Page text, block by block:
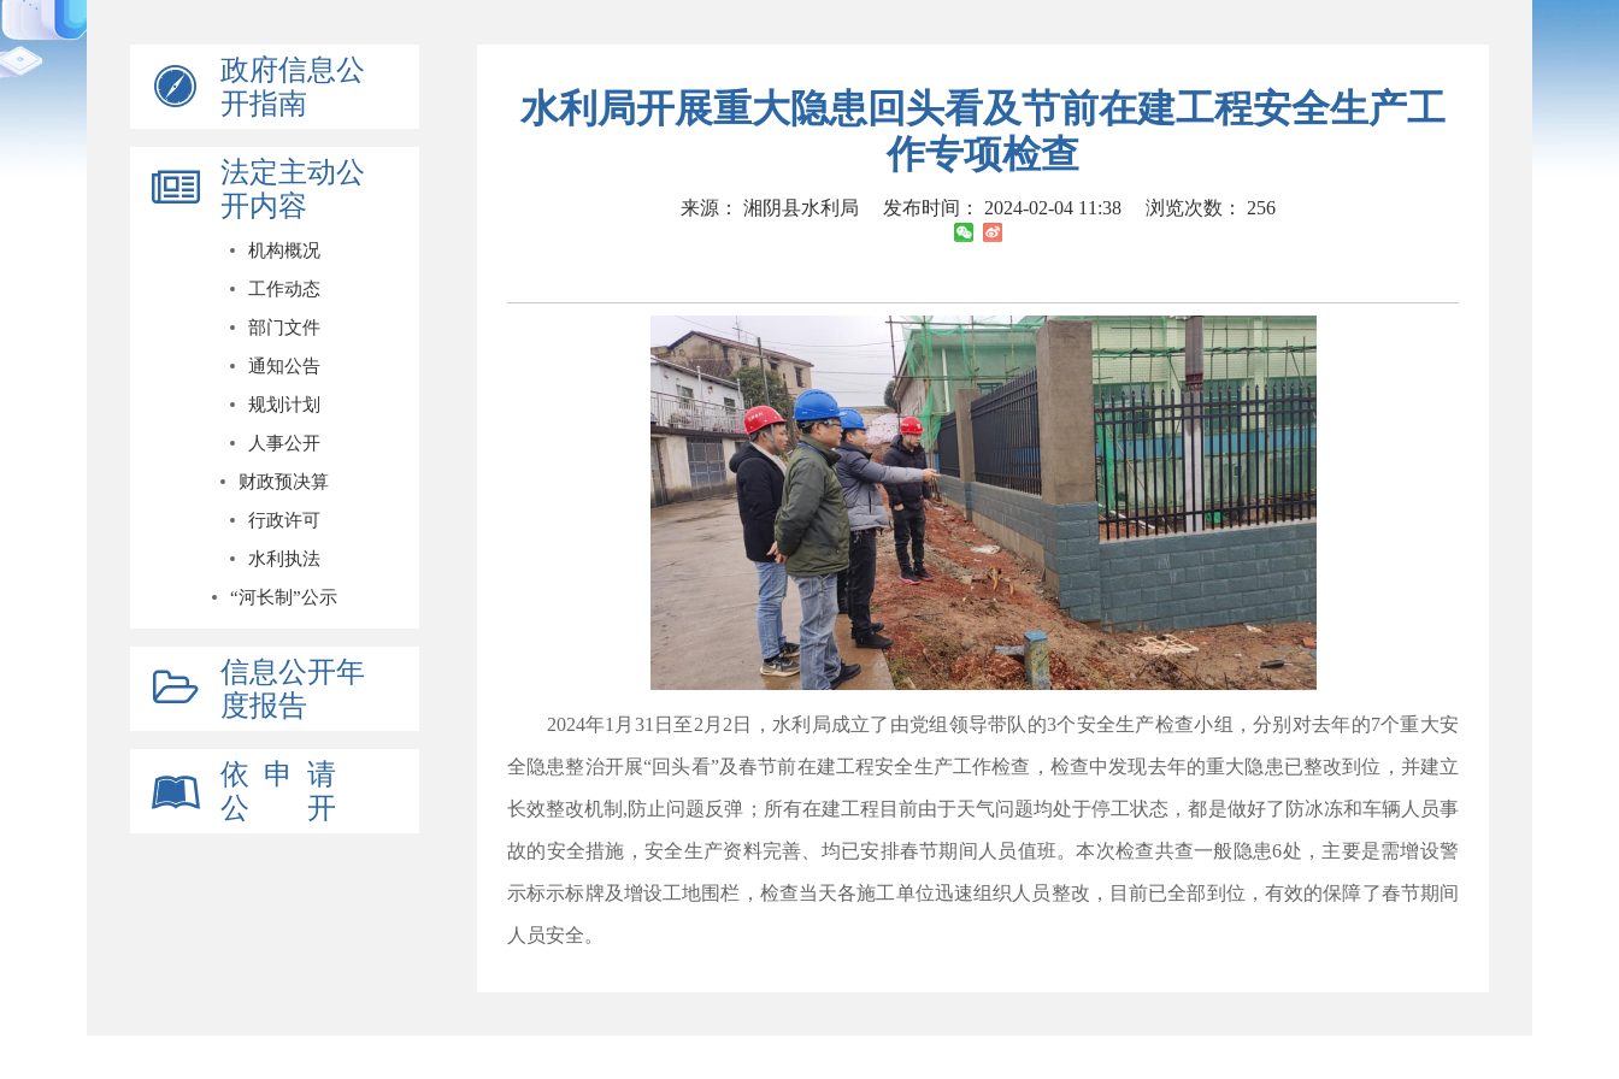
政府信息公
开指南
法定主动公
开内容
机构概况
工作动态
部门文件
通知公告
规划计划
人事公开
财政预决算
行政许可
水利执法
“河长制”公示
信息公开年
度报告
依 申 请
公 开
水利局开展重大隐患回头看及节前在建工程安全生产工
作专项检查
来源： 湘阴县水利局 发布时间： 2024-02-04 11:38 浏览次数： 256
2024年1月31日至2月2日，水利局成立了由党组领导带队的3个安全生产检查小组，分别对去年的7个重大安
全隐患整治开展“回头看”及春节前在建工程安全生产工作检查，检查中发现去年的重大隐患已整改到位，并建立
长效整改机制,防止问题反弹；所有在建工程目前由于天气问题均处于停工状态，都是做好了防冰冻和车辆人员事
故的安全措施，安全生产资料完善、均已安排春节期间人员值班。本次检查共查一般隐患6处，主要是需增设警
示标示标牌及增设工地围栏，检查当天各施工单位迅速组织人员整改，目前已全部到位，有效的保障了春节期间
人员安全。